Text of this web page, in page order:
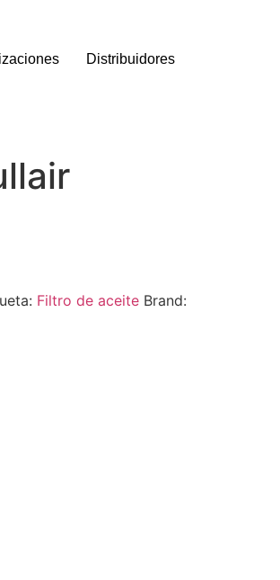
Distribuidores
Filtro de aceite Brand: